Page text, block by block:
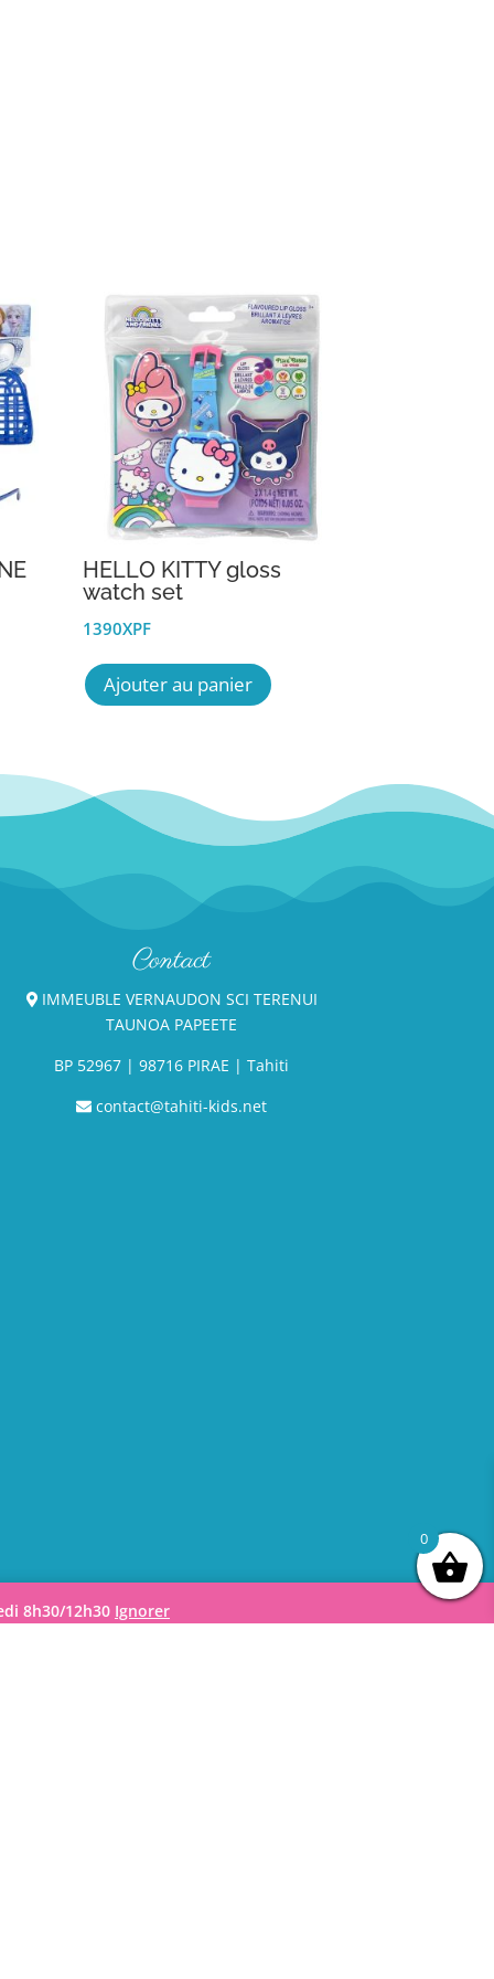
8h30/12h30 Ignorer
HELLO KITTY gloss
watch set
1390XPF
Ajouter au panier
Contact
IMMEUBLE VERNAUDON SCI TERENUI
TAUNOA PAPEETE
BP 52967 | 98716 PIRAE | Tahiti
contact@tahiti-kids.net
0